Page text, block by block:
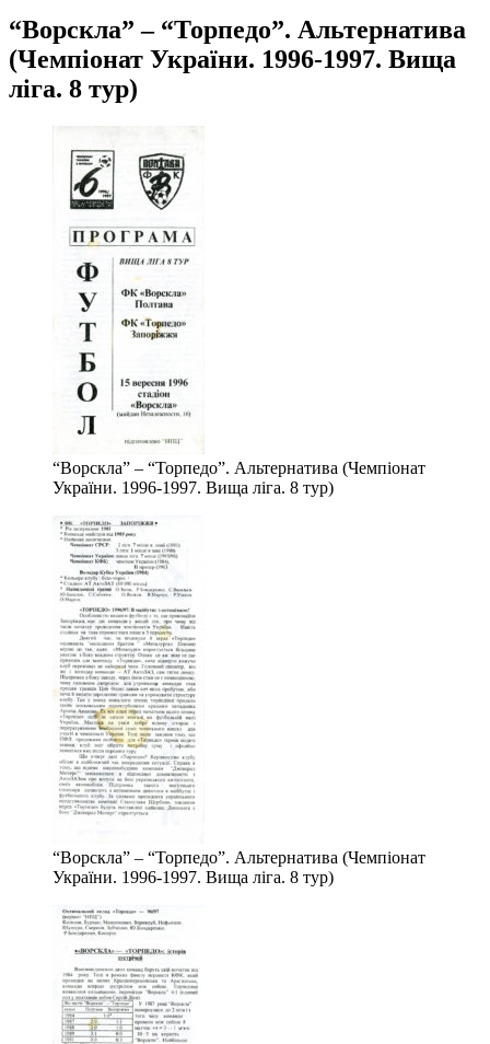
“Ворскла” – “Торпедо”. Альтернатива
(Чемпіонат України. 1996-1997. Вища
ліга. 8 тур)
“Ворскла” – “Торпедо”. Альтернатива (Чемпіонат
України. 1996-1997. Вища ліга. 8 тур)
“Ворскла” – “Торпедо”. Альтернатива (Чемпіонат
України. 1996-1997. Вища ліга. 8 тур)